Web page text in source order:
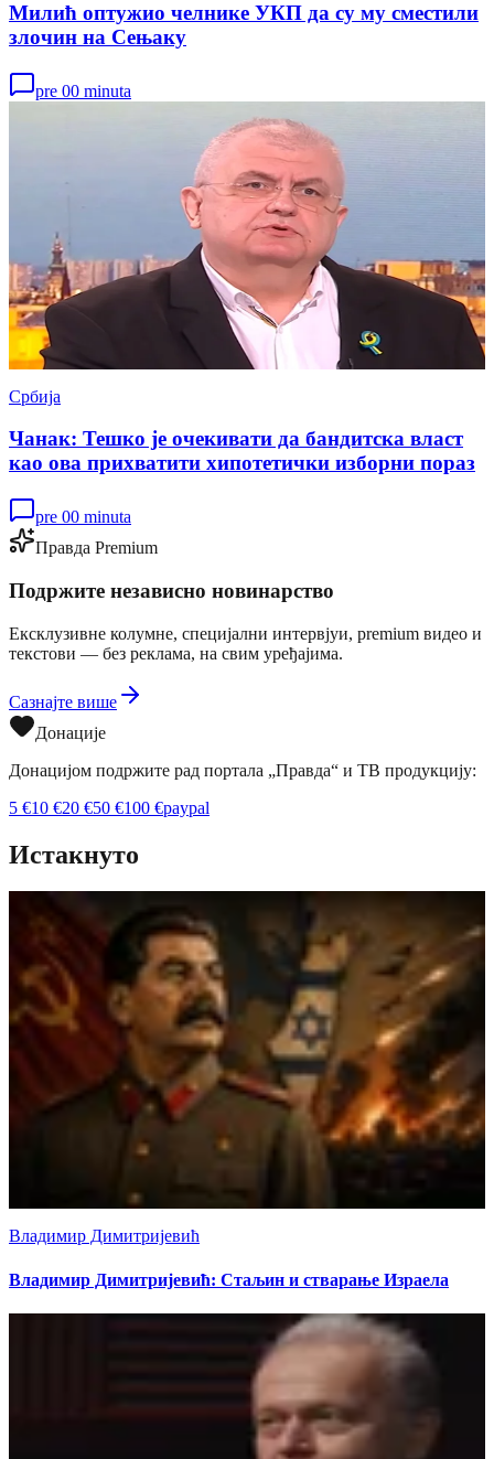
Милић оптужио челнике УКП да су му сместили
злочин на Сењаку
pre 00 minuta
Србија
Чанак: Тешко је очекивати да бандитска власт
као ова прихватити хипотетички изборни пораз
pre 00 minuta
Правда Premium
Подржите независно новинарство
Ексклузивне колумне, специјални интервјуи, premium видео и
текстови — без реклама, на свим уређајима.
Сазнајте више
Донације
Донацијом подржите рад портала „Правда“ и ТВ продукцију:
5 €10 €20 €50 €100 €paypal
Истакнуто
Владимир Димитријевић
Владимир Димитријевић: Стаљин и стварање Израела